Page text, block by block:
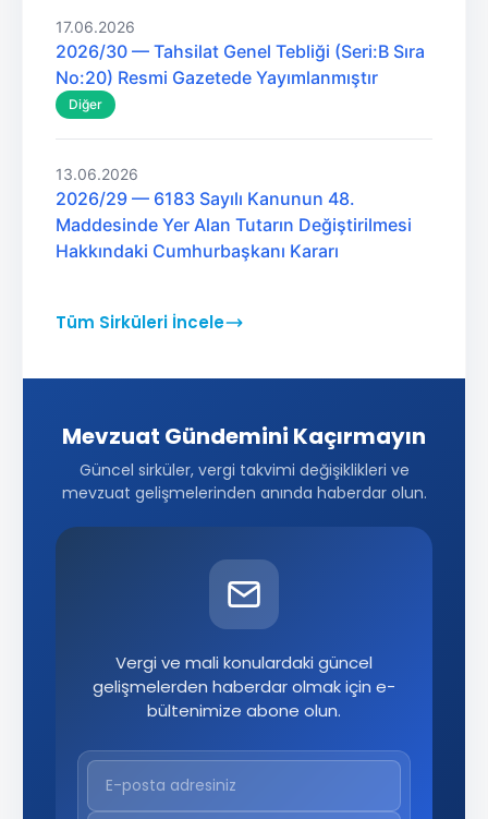
17.06.2026
2026/30 — Tahsilat Genel Tebliği (Seri:B Sıra
No:20) Resmi Gazetede Yayımlanmıştır
Diğer
13.06.2026
2026/29 — 6183 Sayılı Kanunun 48.
Maddesinde Yer Alan Tutarın Değiştirilmesi
Hakkındaki Cumhurbaşkanı Kararı
Tüm Sirküleri İncele
Mevzuat Gündemini Kaçırmayın
Güncel sirküler, vergi takvimi değişiklikleri ve
mevzuat gelişmelerinden anında haberdar olun.
Vergi ve mali konulardaki güncel
gelişmelerden haberdar olmak için e-
bültenimize abone olun.